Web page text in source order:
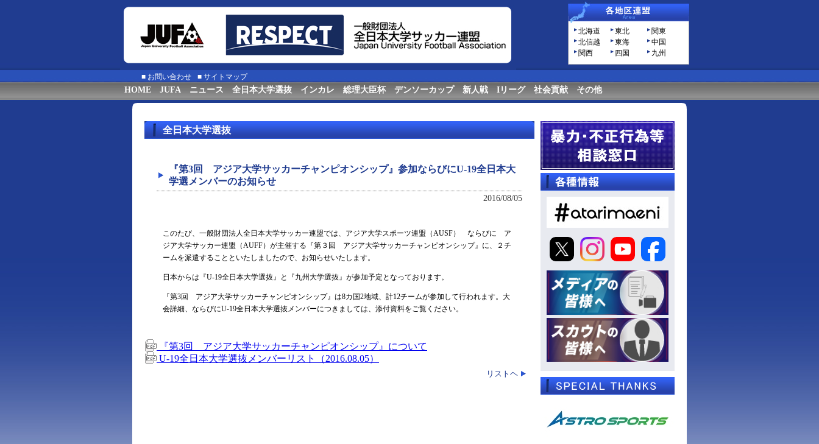
北海道 東北
関東
北信越
東海
中国
関西
四国 九州
■ お問い合わせ ■ サイトマップ
HOME JUFA ニュース 全日本大学選抜 インカレ 総理大臣杯 デンソーカップ 新人戦 Iリーグ 社会貢献 その他
全日本大学選抜
『第3回 アジア大学サッカーチャンピオンシップ』参加ならびにU-19全日本大
学選メンバーのお知らせ
2016/08/05
このたび、一般財団法人全日本大学サッカー連盟では、アジア大学スポーツ連盟（AUSF） ならびに ア
ジア大学サッカー連盟（AUFF）が主催する『第３回 アジア大学サッカーチャンピオンシップ』に、２チ
ームを派遣することといたしましたので、お知らせいたします。
日本からは『U-19全日本大学選抜』と『九州大学選抜』が参加予定となっております。
『第3回 アジア大学サッカーチャンピオンシップ』は8カ国2地域、計12チームが参加して行われます。大
会詳細、ならびにU-19全日本大学選抜メンバーにつきましては、添付資料をご覧ください。
『第3回 アジア大学サッカーチャンピオンシップ』について
U-19全日本大学選抜メンバーリスト（2016.08.05）
リストヘ